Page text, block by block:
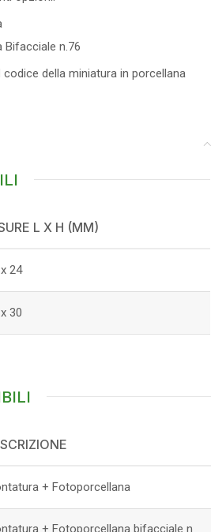
n.76
della miniatura in porcellana
L X H (MM)
24
30
+ Fotoporcellana
+ Fotoporcellana bifacciale n.